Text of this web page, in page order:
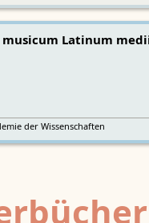
musicum Latinum
der Wissenschaften